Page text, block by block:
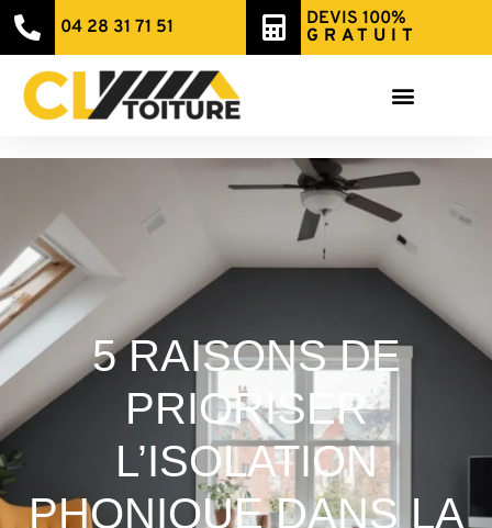
5 RAISONS DE
PRIORISER
L’ISOLATION
PHONIQUE DANS LA
04 28 31 71 51
DEVIS 100%
GRATUIT